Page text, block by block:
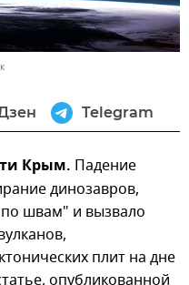
Telegram
Крым. Падение
динозавров,
швам" и вызвало
плит на дне
опубликованной